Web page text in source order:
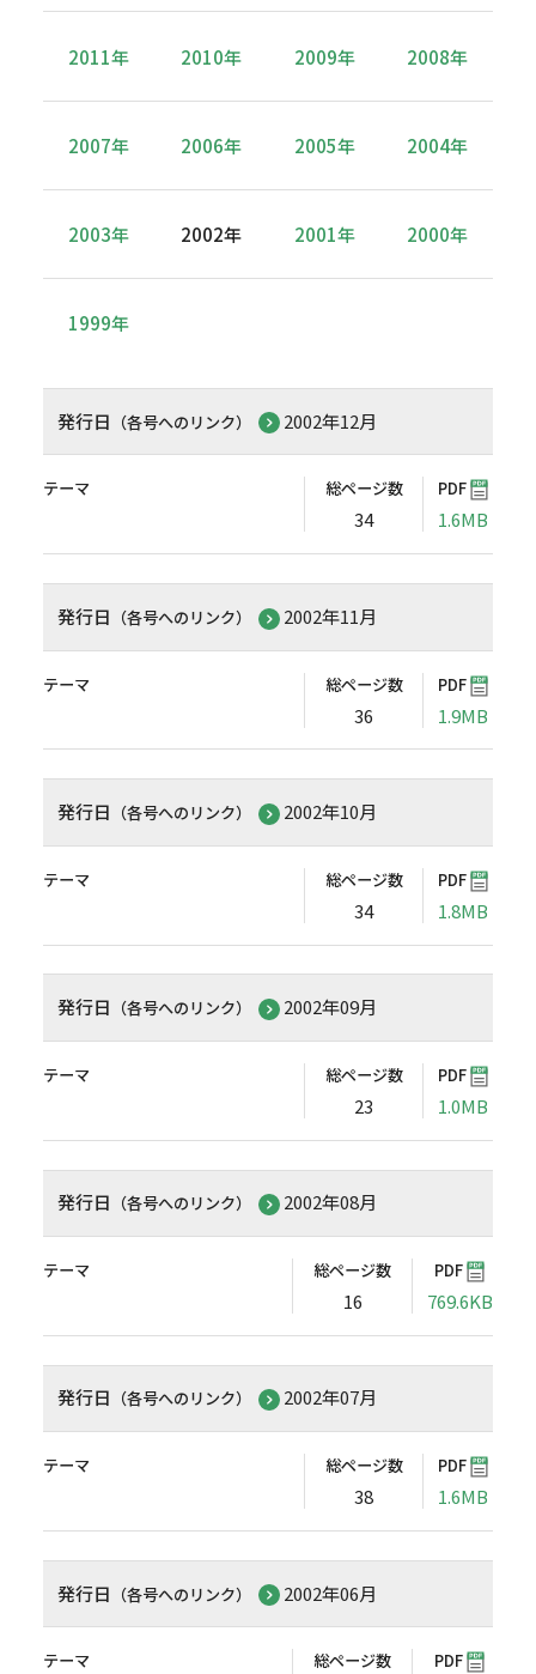
2011年 2010年 2009年 2008年
2007年 2006年 2005年 2004年
2003年 2002年 2001年 2000年
1999年
発行日 （各号へのリンク） 2002年12月
テーマ 総ページ数
34
PDF
1.6MB
発行日 （各号へのリンク） 2002年11月
テーマ 総ページ数
36
PDF
1.9MB
発行日 （各号へのリンク） 2002年10月
テーマ 総ページ数
34
PDF
1.8MB
発行日 （各号へのリンク） 2002年09月
テーマ 総ページ数
23
PDF
1.0MB
発行日 （各号へのリンク） 2002年08月
テーマ 総ページ数
16
PDF
769.6KB
発行日 （各号へのリンク） 2002年07月
テーマ 総ページ数
38
PDF
1.6MB
発行日 （各号へのリンク） 2002年06月
テーマ 総ページ数 PDF